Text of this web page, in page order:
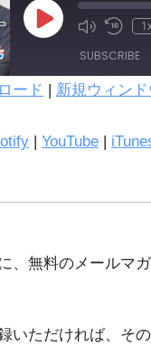
SUBSCRIBE
ード | 新規ウィン
| YouTube |
、無料のメールマ
いただければ、そ